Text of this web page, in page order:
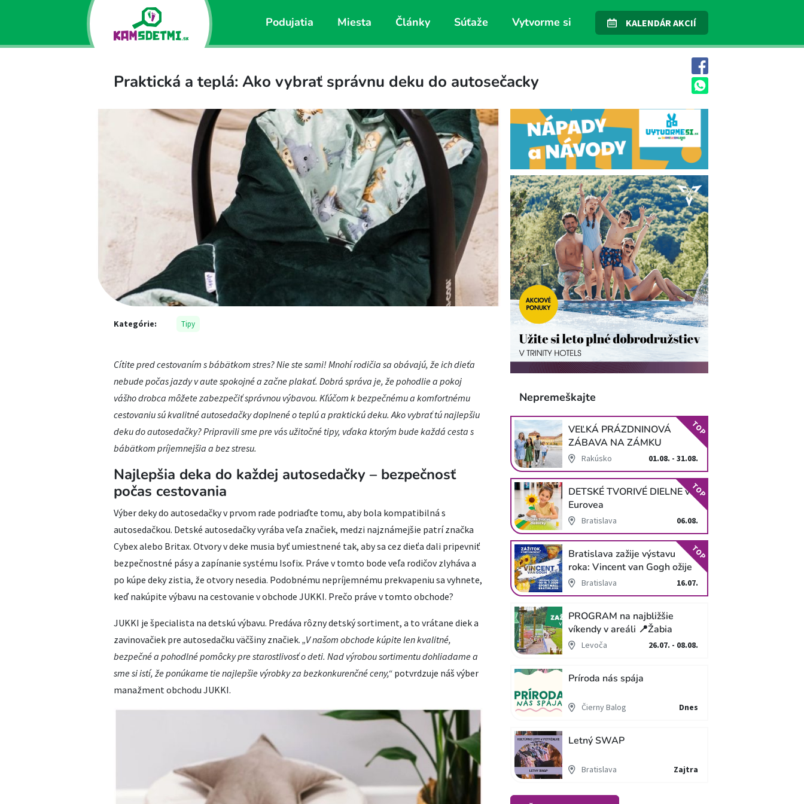
Podujatia Miesta Články Súťaže Vytvorme si KALENDÁR AKCIÍ
Praktická a teplá: Ako vybrať správnu deku do autosečacky
Kategórie: Tipy
Cítite pred cestovaním s bábätkom stres? Nie ste sami! Mnohí rodičia sa obávajú, že ich dieťa
nebude počas jazdy v aute spokojné a začne plakať. Dobrá správa je, že pohodlie a pokoj
vášho drobca môžete zabezpečiť správnou výbavou. Kľúčom k bezpečnému a komfortnému
cestovaniu sú kvalitné autosedačky doplnené o teplú a praktickú deku. Ako vybrať tú najlepšiu
deku do autosedačky? Pripravili sme pre vás užitočné tipy, vďaka ktorým bude každá cesta s
bábätkom príjemnejšia a bez stresu.
Najlepšia deka do každej autosedačky – bezpečnosť
počas cestovania
Výber deky do autosedačky v prvom rade podriaďte tomu, aby bola kompatibilná s
autosedačkou. Detské autosedačky vyrába veľa značiek, medzi najznámejšie patrí značka
Cybex alebo Britax. Otvory v deke musia byť umiestnené tak, aby sa cez dieťa dali pripevniť
bezpečnostné pásy a zapínanie systému Isofix. Práve v tomto bode veľa rodičov zlyháva a
po kúpe deky zistia, že otvory nesedia. Podobnému nepríjemnému prekvapeniu sa vyhnete,
keď nakúpite výbavu na cestovanie v obchode JUKKI. Prečo práve v tomto obchode?
JUKKI je špecialista na detskú výbavu. Predáva rôzny detský sortiment, a to vrátane diek a
zavinovačiek pre autosedačku väčšiny značiek. „V našom obchode kúpite len kvalitné,
bezpečné a pohodlné pomôcky pre starostlivosť o deti. Nad výrobou sortimentu dohliadame a
sme si istí, že ponúkame tie najlepšie výrobky za bezkonkurenčné ceny,“ potvrdzuje náš výber
manažment obchodu JUKKI.
Nepremeškajte
VEĽKÁ PRÁZDNINOVÁ
ZÁBAVA NA ZÁMKU
SCHLOSS HOF
Rakúsko 01.08. - 31.08.
TOP
DETSKÉ TVORIVÉ DIELNE v
Eurovea
Bratislava 06.08.
TOP
Bratislava zažije výstavu
roka: Vincent van Gogh ožije
v unikátnej imerzívnej šou!
Bratislava 16.07.
TOP
PROGRAM na najbližšie
víkendy v areáli 📍Žabia
cestaLevoča 26.07. - 08.08.
Príroda nás spája
Čierny Balog Dnes
Letný SWAP
Bratislava Zajtra